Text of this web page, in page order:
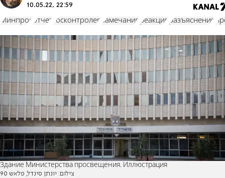
10.05.22, 22:59
Минпрос отчет госконтролер замечания реакция разъяснения
Здание Министерства просвещения. Иллюстрация
צילום: יונתן סינדל, פלאש 90